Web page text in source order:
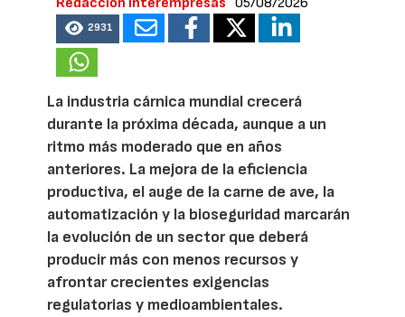
2931
La industria cárnica mundial crecerá
durante la próxima década, aunque a un
ritmo más moderado que en años
anteriores. La mejora de la eficiencia
productiva, el auge de la carne de ave, la
automatización y la bioseguridad marcarán
la evolución de un sector que deberá
producir más con menos recursos y
afrontar crecientes exigencias
regulatorias y medioambientales.